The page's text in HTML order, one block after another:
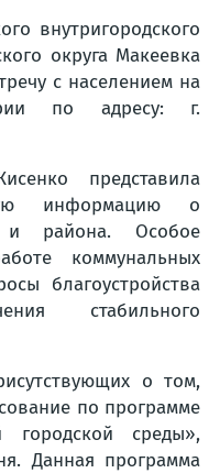
внутригородского
округа Макеевка
с населением на
по адресу: г.
представила
информацию о
и района. Особое
коммунальных
благоустройства
стабильного
о том,
по программе
городской среды»,
Данная программа